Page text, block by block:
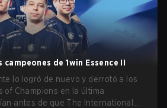
de 1win Essence II
lo logró de nuevo y derrotó a los
of Champions en la última
antes de que The International